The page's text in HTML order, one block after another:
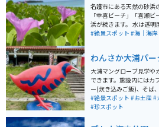
名護市にある天然の砂浜
「幸喜ビーチ」「喜瀬
浜が続きます。 水は透明度が高いです。国道58号線沿い
を走っていると見えてき
#絶景スポット #海｜海
わんさか大浦パ
大浦マングローブ見学や
できます。施設内にはカ
ー(炊き込みご飯)、そば
楽しめます。土産品や新
あり四季を通じて訪れた
#絶景スポット #お土産#
#珍スポット